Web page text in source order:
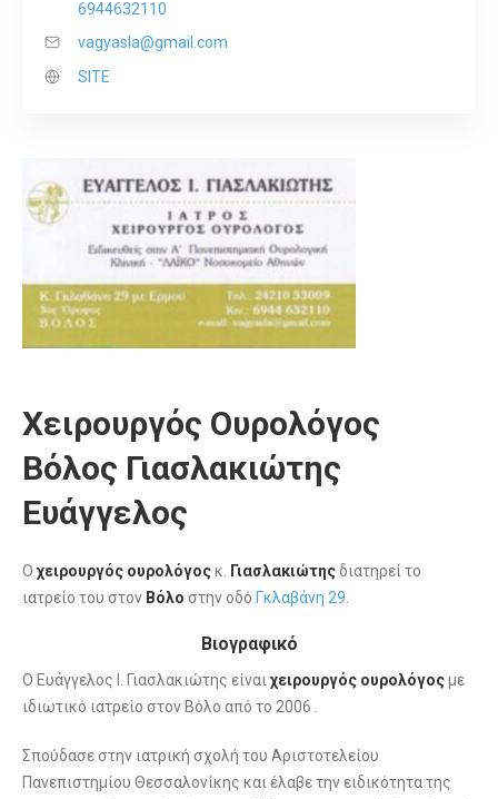
6944632110
vagyasla@gmail.com
SITE
Χειρουργός Ουρολόγος
Βόλος Γιασλακιώτης
Ευάγγελος
Οχειρουργός ουρολόγοςκ. Γιασλακιώτηςδιατηρεί το
ιατρείο του στον Βόλο στην οδό Γκλαβάνη 29.
Βιογραφικό
Ο Ευάγγελος Ι. Γιασλακιώτης είναιχειρουργός ουρολόγοςμε
ιδιωτικό ιατρείο στον Βόλο από το 2006 .
Σπούδασε στην ιατρική σχολή του Αριστοτελείου
Πανεπιστημίου Θεσσαλονίκης και έλαβε την ειδικότητα της